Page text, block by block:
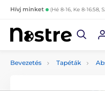
Hívj minket (Hé 8-16, Ke 8-16:58,
Bevezetés Tapéták